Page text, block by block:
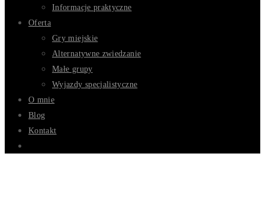
Informacje praktyczne
Oferta
Gry miejskie
Alternatywne zwiedzanie
Małe grupy
Wyjazdy specjalistyczne
O mnie
Blog
Kontakt